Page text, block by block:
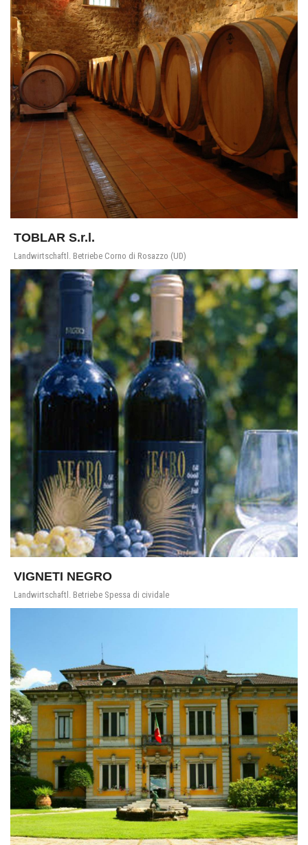
TOBLAR S.r.l.
Landwirtschaftl. Betriebe Corno di Rosazzo (UD)
VIGNETI NEGRO
Landwirtschaftl. Betriebe Spessa di cividale